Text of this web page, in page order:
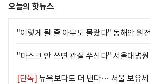
오늘의 핫뉴스
"이렇게 될 줄 아무도 몰랐다" 동해안 원
"마스크 안 쓰면 관절 쑤신다" 서울대병
[단독] 뉴욕보다도 더 낸다… 서울 보유